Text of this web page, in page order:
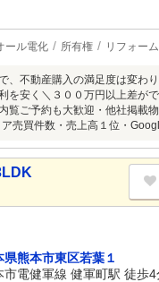
ール電化 所有権 リフォー
で、不動産購入の満足度は変
を安く＼３００万円以上差が
覧ご予約も大歓迎・他社掲載
売買件数・売上高１位・
県熊本市東区若葉１
市電健軍線 健軍町駅 徒歩4